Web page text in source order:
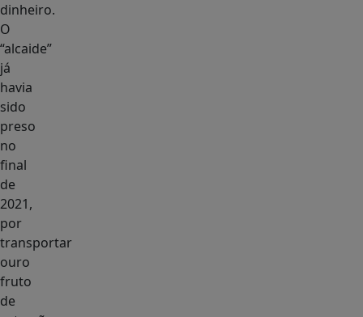
dinheiro.
O
“alcaide”
já
havia
sido
preso
no
final
de
2021,
por
transportar
ouro
fruto
de